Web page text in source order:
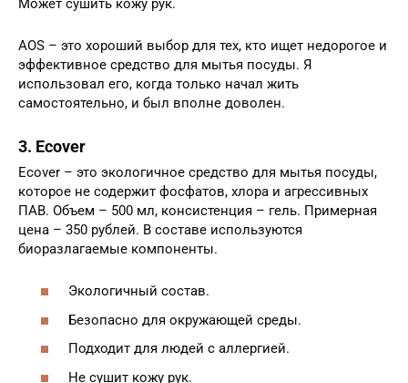
Может сушить кожу рук.
AOS – это хороший выбор для тех, кто ищет недорогое и
эффективное средство для мытья посуды. Я
использовал его, когда только начал жить
самостоятельно, и был вполне доволен.
3. Ecover
Ecover – это экологичное средство для мытья посуды,
которое не содержит фосфатов, хлора и агрессивных
ПАВ. Объем – 500 мл, консистенция – гель. Примерная
цена – 350 рублей. В составе используются
биоразлагаемые компоненты.
Экологичный состав.
Безопасно для окружающей среды.
Подходит для людей с аллергией.
Не сушит кожу рук.